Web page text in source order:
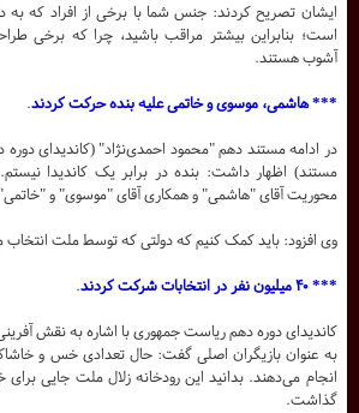
ایشان تصریح کردند: جنس شما با برخی از افراد که به
است؛ بنابراین بیشتر مراقب باشید، چرا که برخی
آشوب هستند.
*** هاشمی، موسوی و خاتمی علیه بنده حرکت کردند.
در ادامه مستند دهم "محمود احمدی‌نژاد" (کاندیدای
مستند) اظهار داشت: بنده در برابر یک کاندیدا
محوریت آقای "هاشمی" و همکاری آقای "موسوی" و
وی افزود: باید کمک کنیم که دولتی که توسط ملت انتخاب
*** ۴۰ میلیون نفر در انتخابات شرکت کردند .
به عنوان بازیگران اصلی گفت: حال تعدادی خس و
انجام می‌دهند. بدانید این رودخانه زلال ملت جایی برای
گذاشت.